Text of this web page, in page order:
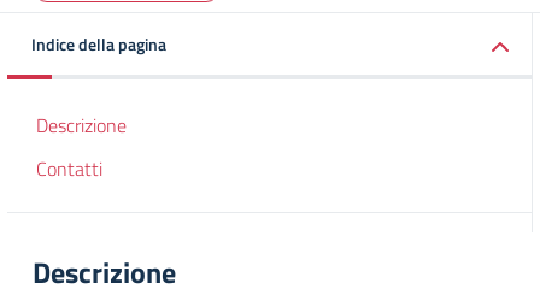
Indice della pagina
Descrizione
Contatti
Descrizione